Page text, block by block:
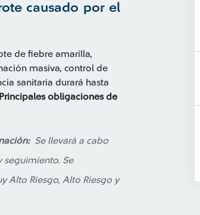
causado por el
de fiebre amarilla,
masiva, control de
sanitaria durará hasta
Principales obligaciones de
Se llevará a cabo
seguimiento. Se
Alto Riesgo, Alto Riesgo y